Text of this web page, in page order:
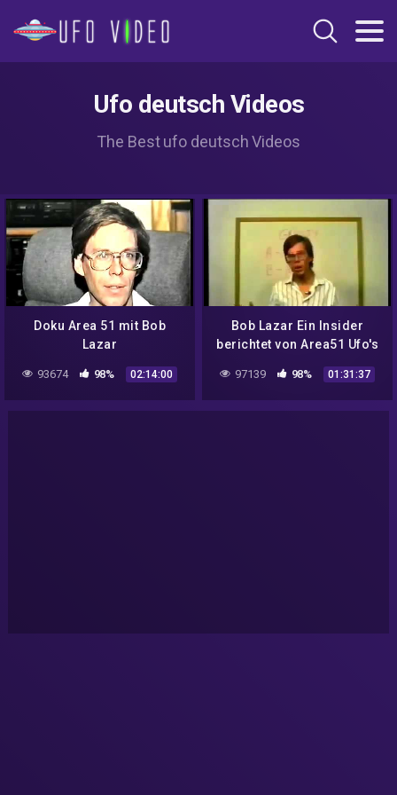
Ufo deutsch Videos
The Best ufo deutsch Videos
Doku Area 51 mit Bob
Lazar
93674 98% 02:14:00
Bob Lazar Ein Insider
berichtet von Area51 Ufo's
97139 98% 01:31:37